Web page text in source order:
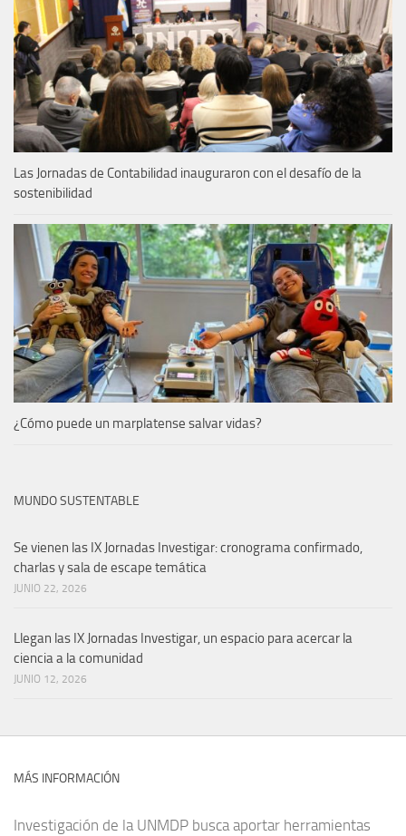
Las Jornadas de Contabilidad inauguraron con el desafío de la
sostenibilidad
¿Cómo puede un marplatense salvar vidas?
MUNDO SUSTENTABLE
Se vienen las IX Jornadas Investigar: cronograma confirmado,
charlas y sala de escape temática
JUNIO 22, 2026
Llegan las IX Jornadas Investigar, un espacio para acercar la
ciencia a la comunidad
JUNIO 12, 2026
MÁS INFORMACIÓN
Investigación de la UNMDP busca aportar herramientas